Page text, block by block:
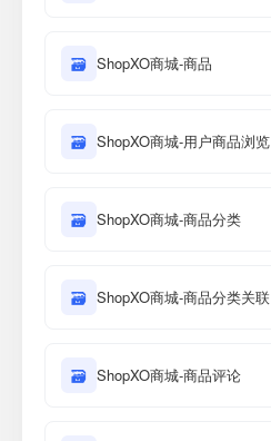
🗃 ShopXO商城-商品
🗃 ShopXO商城-用户商品浏览
🗃 ShopXO商城-商品分类
🗃 ShopXO商城-商品分类关联
🗃 ShopXO商城-商品评论